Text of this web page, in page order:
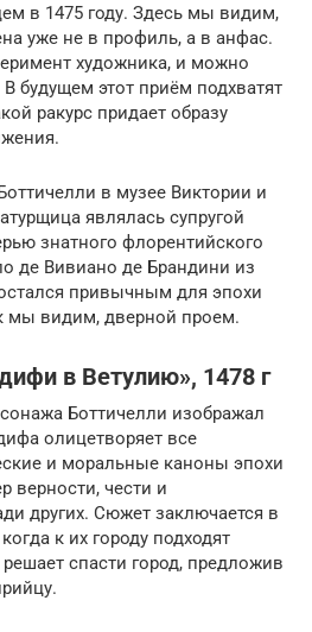
в 1475 году. Здесь мы видим,
уже не в профиль, а в анфас.
художника, и можно
В будущем этот приём подхватят
ракурс придает образу
в музее Виктории и
являлась супругой
знатного флорентийского
де Вивиано де Брандини из
привычным для эпохи
мы видим, дверной проем.
в Ветулию», 1478 г
Боттичелли изображал
олицетворяет все
и моральные каноны эпохи
верности, чести и
других. Сюжет заключается в
к их городу подходят
спасти город, предложив